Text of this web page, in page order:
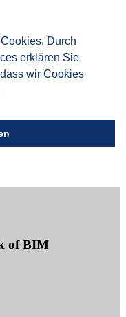
Durch
erklären Sie
wir Cookies
of BIM